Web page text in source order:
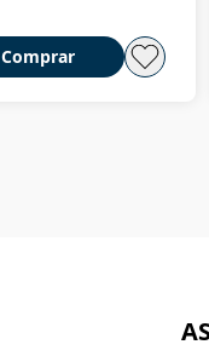
Comprar